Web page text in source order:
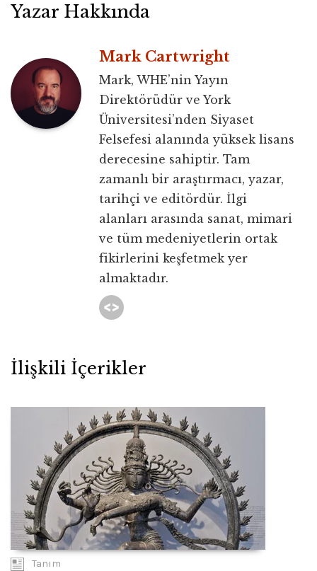
Yazar Hakkında
Mark Cartwright
Mark, WHE’nin Yayın
Direktörüdür ve York
Üniversitesi’nden Siyaset
Felsefesi alanında yüksek lisans
derecesine sahiptir. Tam
zamanlı bir araştırmacı, yazar,
tarihçi ve editördür. İlgi
alanları arasında sanat, mimari
ve tüm medeniyetlerin ortak
fikirlerini keşfetmek yer
almaktadır.
İlişkili İçerikler
Tanım